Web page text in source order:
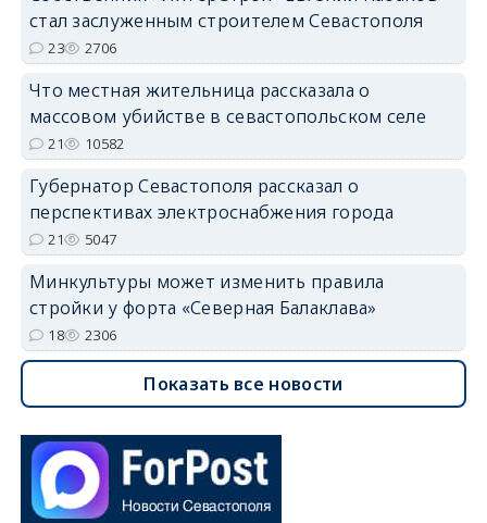
стал заслуженным строителем Севастополя
23 2706
Что местная жительница рассказала о
массовом убийстве в севастопольском селе
21 10582
Губернатор Севастополя рассказал о
перспективах электроснабжения города
21 5047
Минкультуры может изменить правила
стройки у форта «Северная Балаклава»
18 2306
Показать все новости